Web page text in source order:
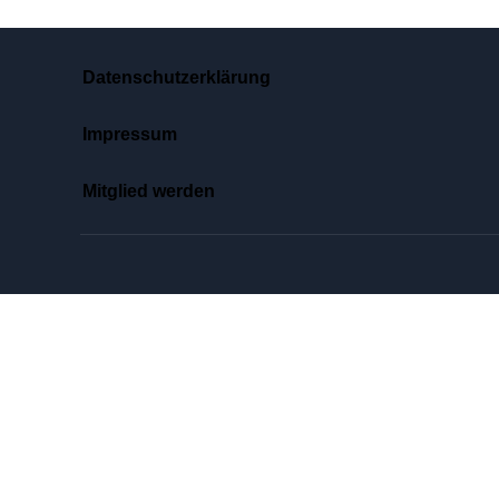
Datenschutzerklärung
Impressum
Mitglied werden